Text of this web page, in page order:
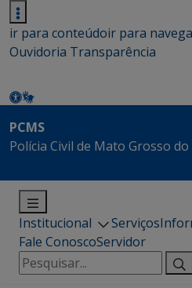
ir para conteúdoir para
Ouvidoria Transparência
PCMS
Polícia Civil de Mato Grosso do
Institucional Serviços
Fale ConoscoServidor
Pesquisar
por: